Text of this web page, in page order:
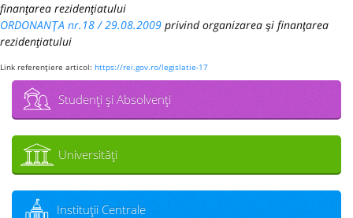
finanţarea rezidenţiatului
ORDONANŢA nr.18 / 29.08.2009 privind organizarea şi finanţarea
rezidenţiatului
Link referenţiere articol: https://rei.gov.ro/legislatie-17
Studenţi şi Absolvenţi
Universităţi
Instituţii Centrale